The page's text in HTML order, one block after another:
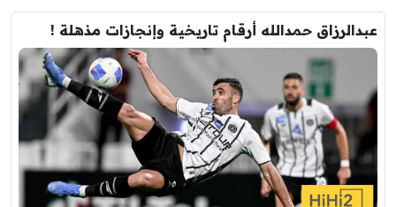
عبدالرزاق حمدالله أرقام تاريخية وإنجازات مذهلة !